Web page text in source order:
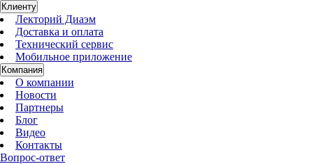
Клиенту
Лекторий Диаэм
Доставка и оплата
Технический сервис
Мобильное приложение
Компания
О компании
Новости
Партнеры
Блог
Видео
Контакты
Вопрос-ответ